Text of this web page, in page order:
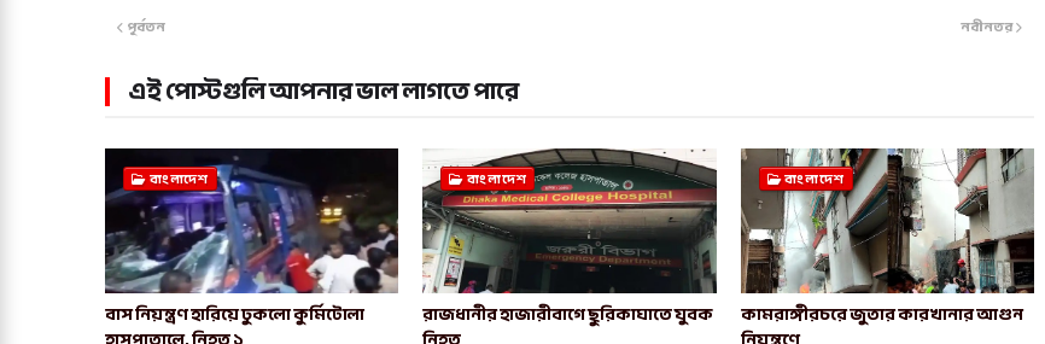
নবীনতর
পূর্বতন
এই পোস্টগুলি আপনার ভাল লাগতে পারে
বাংলাদেশ
বাস নিয়ন্ত্রণ হারিয়ে ঢুকলো কুর্মিটোলা
বাংলাদেশ
রাজধানীর হাজারীবাগে ছুরিকাঘাতে যুবক
বাংলাদেশ
কামরাঙ্গীরচরে জুতার কারখানার আগুন